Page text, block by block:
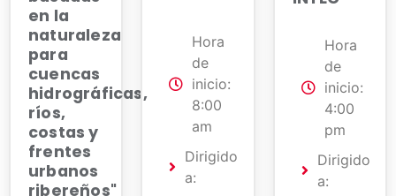
en la
naturaleza
para
cuencas
hidrográficas,
ríos,
costas y
frentes
urbanos
ribereños"
Hora
de
inicio:
8:00
am
Dirigido
a:
Hora
de
inicio:
4:00
pm
Dirigido
a: